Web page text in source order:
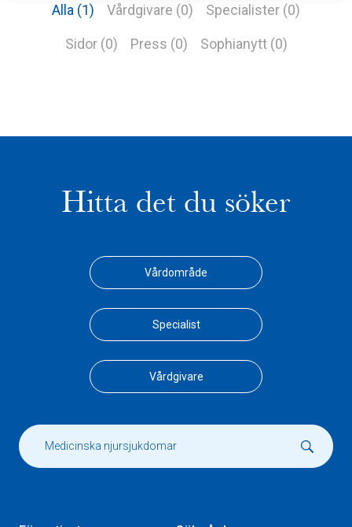
Alla (1) Vårdgivare (0) Specialister (0)
Sidor (0) Press (0) Sophianytt (0)
Hitta det du söker
Vårdområde
Specialist
Vårdgivare